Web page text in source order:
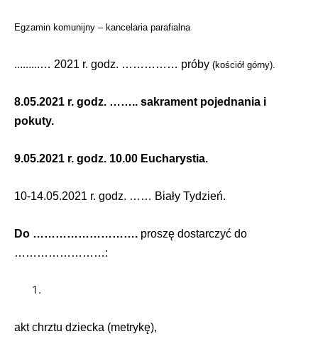
Egzamin komunijny – kancelaria parafialna
………… 2021 r. godz. …………… próby (kościół górny).
8.05.2021 r. godz. …….. sakrament pojednania i
pokuty.
9.05.2021 r. godz. 10.00 Eucharystia.
10-14.05.2021 r. godz. …… Biały Tydzień.
Do ………………………. proszę dostarczyć do
……………………:
akt chrztu dziecka (metrykę),